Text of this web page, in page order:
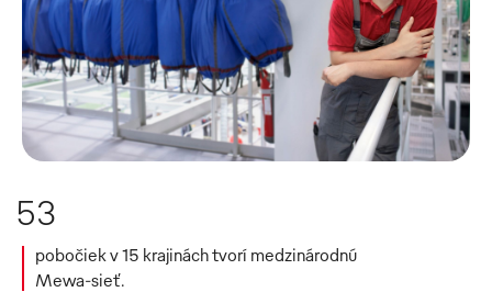
pobočiek v 15 krajinách tvorí medzinárodnú
Mewa-sieť.
53